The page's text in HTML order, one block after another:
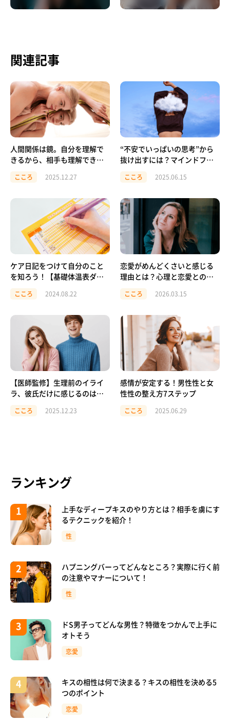
関連記事
人間関係は鏡。自分を理解で
きるから、相手も理解でき
こころ 2025.12.27
“不安でいっぱいの思考”から
抜け出すには？マインドフル
フケア
こころ 2025.06.15
ケア日記をつけて自分のこと
を知ろう！【基礎体温表ダウ
こころ 2024.08.22
恋愛がめんどくさいと感じる
理由とは？心理と恋愛との向
こころ 2026.03.15
【医師監修】生理前のイライ
ラ、彼氏だけに感じるのはな
こころ 2025.12.23
感情が安定する！男性性と女
性性の整え方7ステップ
こころ 2025.06.29
ランキング
上手なディープキスのやり方とは？相手を虜にす
るテクニックを紹介！
性
ハプニングバーってどんなところ？実際に行く前
の注意やマナーについて！
性
ドS男子ってどんな男性？特徴をつかんで上手に
オトそう
恋愛
キスの相性は何で決まる？キスの相性を決める5
つのポイント
恋愛